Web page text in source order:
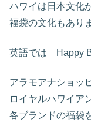
ハワイは日本文化
福袋の文化もあり
英語では Happy
アラモアナショッ
ロイヤルハワイア
各ブランドの福袋